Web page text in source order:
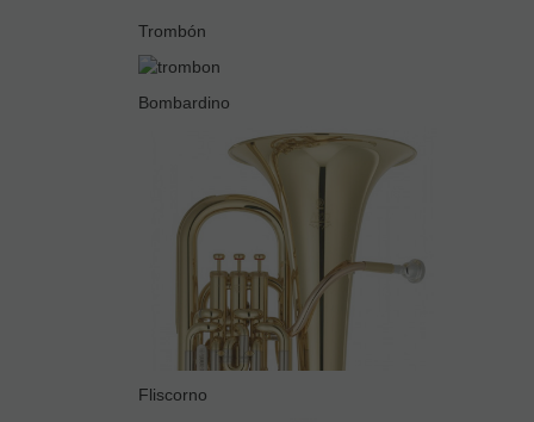
Trombón
Bombardino
Fliscorno